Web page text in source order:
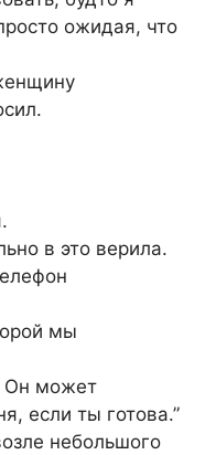
ожидая, что
в это верила.
мы
Он может
если ты готова.”
небольшого